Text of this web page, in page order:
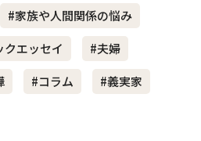
#家族や人間関係の悩み
クエッセイ
#夫婦
#コラム #義実家